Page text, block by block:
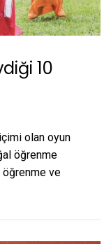
10
olan oyun
öğrenme
öğrenme ve